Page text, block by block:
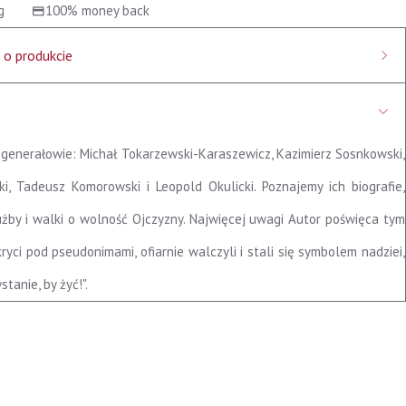
100% money back
produkcie
rok
255 stron
Michał Tokarzewski-Karaszewicz, Kazimierz Sosnkowski,
Tadeusz Komorowski i Leopold Okulicki. Poznajemy ich biografie,
i walki o wolność Ojczyzny. Najwięcej uwagi Autor poświęca tym
pod pseudonimami, ofiarnie walczyli i stali się symbolem nadziei,
by żyć!".